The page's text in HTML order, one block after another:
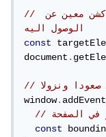
// العنصر الذي تريد ان تقوم بعمل اكشن معين عن
الوصول اليه
const
document.
ونزولا
window.
في الصفحة
const